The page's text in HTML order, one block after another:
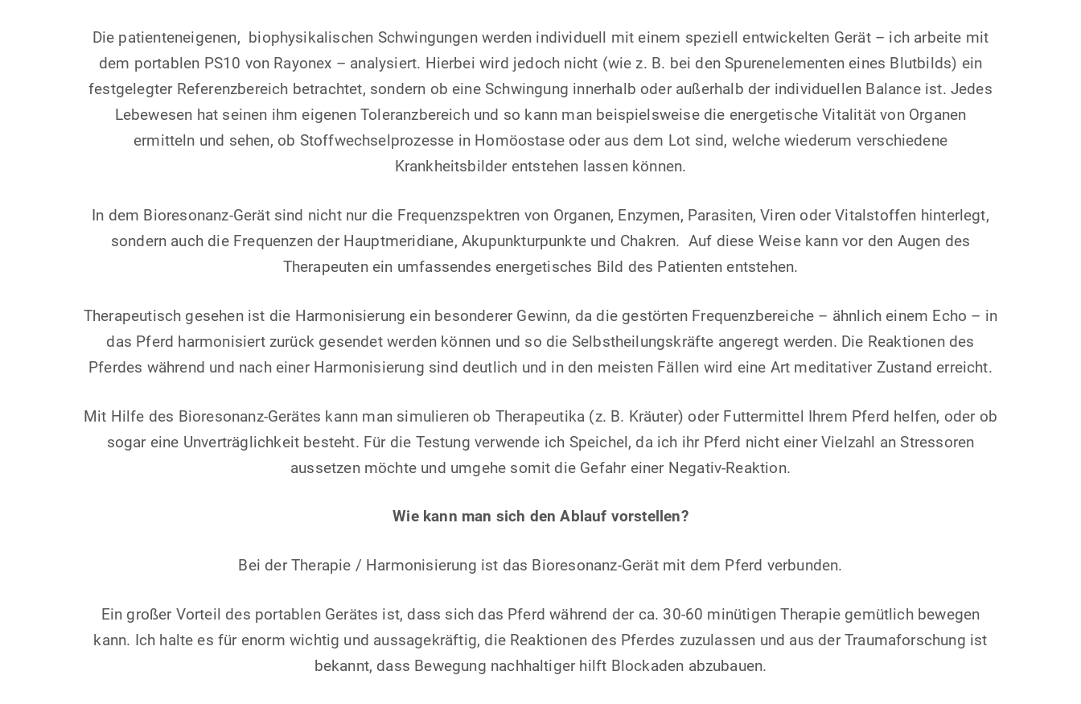
Die patienteneigenen, biophysikalischen Schwingungen werden individuell mit einem speziell entwickelten Gerät – ich arbeite mit
dem portablen PS10 von Rayonex – analysiert. Hierbei wird jedoch nicht (wie z. B. bei den Spurenelementen eines Blutbilds) ein
festgelegter Referenzbereich betrachtet, sondern ob eine Schwingung innerhalb oder außerhalb der individuellen Balance ist. Jedes
Lebewesen hat seinen ihm eigenen Toleranzbereich und so kann man beispielsweise die energetische Vitalität von Organen
ermitteln und sehen, ob Stoffwechselprozesse in Homöostase oder aus dem Lot sind, welche wiederum verschiedene
Krankheitsbilder entstehen lassen können.
In dem Bioresonanz-Gerät sind nicht nur die Frequenzspektren von Organen, Enzymen, Parasiten, Viren oder Vitalstoffen hinterlegt,
sondern auch die Frequenzen der Hauptmeridiane, Akupunkturpunkte und Chakren. Auf diese Weise kann vor den Augen des
Therapeuten ein umfassendes energetisches Bild des Patienten entstehen.
Therapeutisch gesehen ist die Harmonisierung ein besonderer Gewinn, da die gestörten Frequenzbereiche – ähnlich einem Echo – in
das Pferd harmonisiert zurück gesendet werden können und so die Selbstheilungskräfte angeregt werden. Die Reaktionen des
Pferdes während und nach einer Harmonisierung sind deutlich und in den meisten Fällen wird eine Art meditativer Zustand erreicht.
Mit Hilfe des Bioresonanz-Gerätes kann man simulieren ob Therapeutika (z. B. Kräuter) oder Futtermittel Ihrem Pferd helfen, oder ob
sogar eine Unverträglichkeit besteht. Für die Testung verwende ich Speichel, da ich ihr Pferd nicht einer Vielzahl an Stressoren
aussetzen möchte und umgehe somit die Gefahr einer Negativ-Reaktion.
Wie kann man sich den Ablauf vorstellen?
Bei der Therapie / Harmonisierung ist das Bioresonanz-Gerät mit dem Pferd verbunden.
Ein großer Vorteil des portablen Gerätes ist, dass sich das Pferd während der ca. 30-60 minütigen Therapie gemütlich bewegen
kann. Ich halte es für enorm wichtig und aussagekräftig, die Reaktionen des Pferdes zuzulassen und aus der Traumaforschung ist
bekannt, dass Bewegung nachhaltiger hilft Blockaden abzubauen.